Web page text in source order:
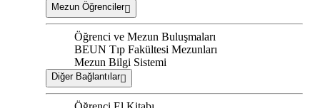
Mezun Öğrenciler
Öğrenci ve Mezun Buluşmaları
BEUN Tıp Fakültesi Mezunları
Mezun Bilgi Sistemi
Diğer Bağlantılar